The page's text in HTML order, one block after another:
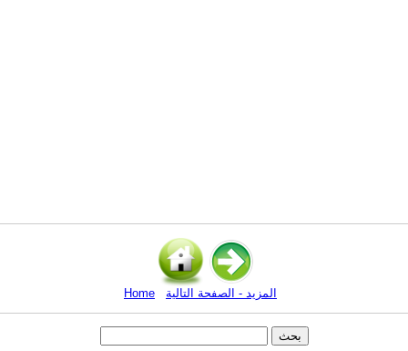
Home المزيد - الصفحة التالية